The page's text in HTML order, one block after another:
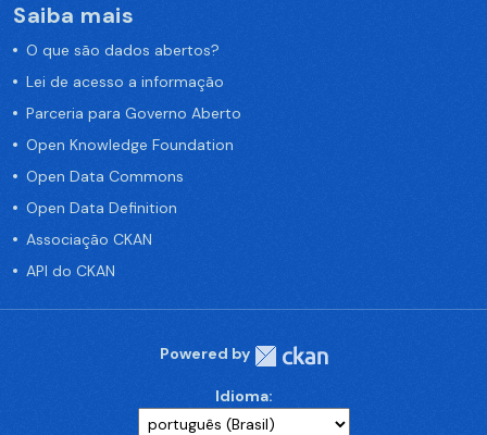
Saiba mais
O que são dados abertos?
Lei de acesso a informação
Parceria para Governo Aberto
Open Knowledge Foundation
Open Data Commons
Open Data Definition
Associação CKAN
API do CKAN
Powered by
Idioma